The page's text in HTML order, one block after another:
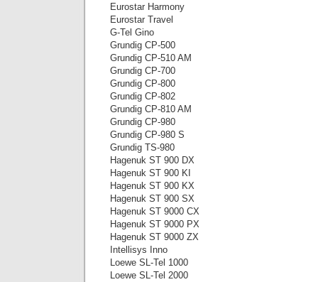
Eurostar Harmony
Eurostar Travel
G-Tel Gino
Grundig CP-500
Grundig CP-510 AM
Grundig CP-700
Grundig CP-800
Grundig CP-802
Grundig CP-810 AM
Grundig CP-980
Grundig CP-980 S
Grundig TS-980
Hagenuk ST 900 DX
Hagenuk ST 900 KI
Hagenuk ST 900 KX
Hagenuk ST 900 SX
Hagenuk ST 9000 CX
Hagenuk ST 9000 PX
Hagenuk ST 9000 ZX
Intellisys Inno
Loewe SL-Tel 1000
Loewe SL-Tel 2000